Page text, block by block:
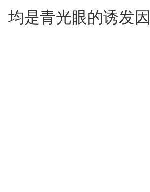
均是青光眼的诱发因